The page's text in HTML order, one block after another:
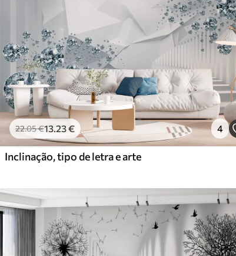
22.05€13 .23€ 4
Inclinação, tipo de letra e arte